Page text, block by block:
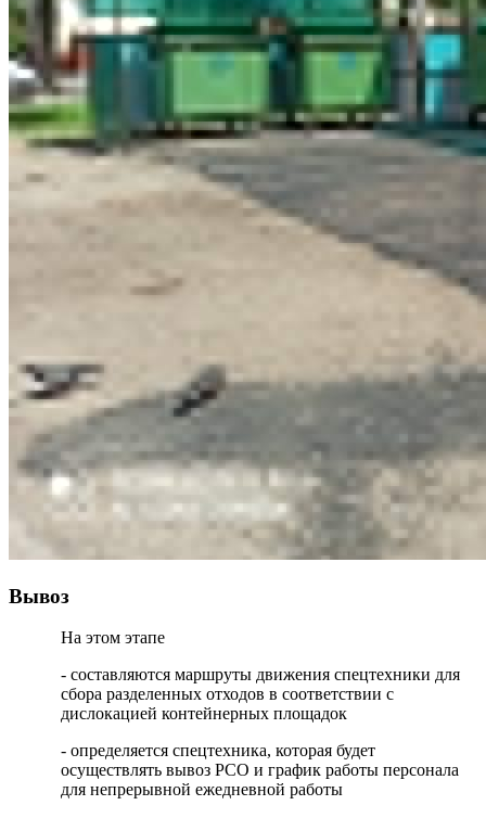
Вывоз
На этом этапе
- составляются маршруты движения спецтехники для
сбора разделенных отходов в соответствии с
дислокацией контейнерных площадок
- определяется спецтехника, которая будет
осуществлять вывоз РСО и график работы персонала
для непрерывной ежедневной работы